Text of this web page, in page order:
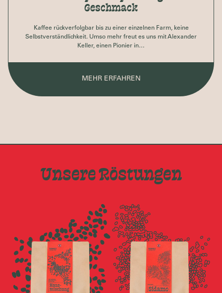
Geschmack
Kaffee rückverfolgbar bis zu einer einzelnen Farm, keine
Selbstverständlichkeit. Umso mehr freut es uns mit Alexander
Keller, einen Pionier in…
MEHR ERFAHREN
Unsere Röstungen